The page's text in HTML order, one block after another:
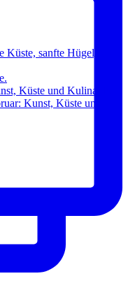
Küste, sanfte Hügel, viel
Küste und Kulinarik.
Kunst, Küste und